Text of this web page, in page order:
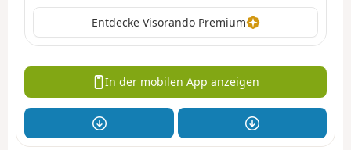
Entdecke Visorando Premium
In der mobilen App anzeigen